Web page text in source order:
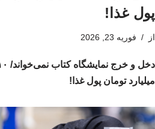
پول غذا!
از فوریه 23, 2026
دخل و خرج نمایشگاه
میلیارد تومان پول غذا!